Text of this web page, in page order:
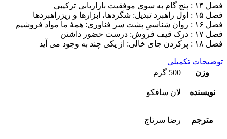
فصل ۱۴ : پنچ گام به سوی موفقیت بازاریابی ترکیبی
فصل ۱۵ : اول راهبرد تبدیل: شگردها، ابزارها و ریزراهبردها
فصل ۱۶ : روان شناسیِ پشت سر فناوری: همۀ ما مواد فروشیم
فصل ۱۷ : درک قیف فروش: درست حضور داشتن
فصل ۱۸ : پرکردن جای خالی: از یکی چند به وجود می آید
توضیحات تکمیلی
وزن
500 گرم
نویسنده لان سافکو
مترجم رضا سرتاج